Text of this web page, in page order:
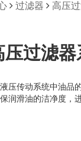
过滤器 高压
过滤器
压传动系统中油品
润滑油的洁净度，